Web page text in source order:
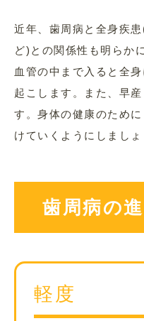
近年、歯周病と全身疾
ど)との関係性も明らか
血管の中まで入ると全
起こします。また、早
す。身体の健康のため
けていくようにしましょ
歯周病の
軽度